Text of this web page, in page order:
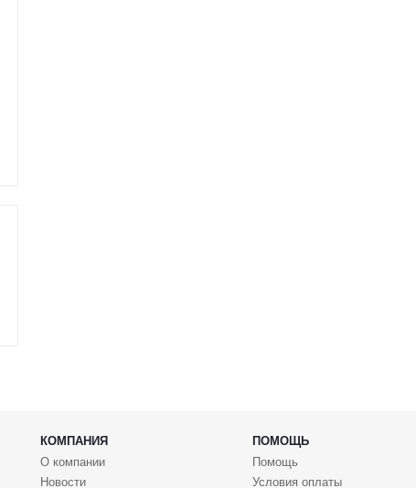
КОМПАНИЯ ПОМОЩЬ
О компании
Новости
Помощь
Условия оплаты